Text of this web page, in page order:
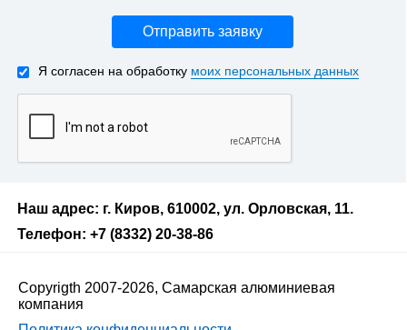
Отправить заявку
Я согласен на обработку моих персональных данных
Наш адрес: г. Киров, 610002, ул. Орловская, 11.
Телефон: +7 (8332) 20-38-86
Copyrigth 2007-2026, Самарская алюминиевая
компания